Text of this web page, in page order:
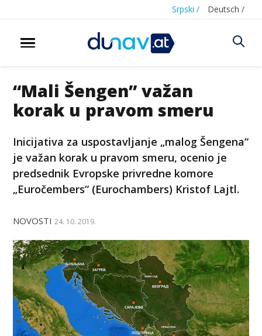
Srpski / Deutsch /
“Mali Šengen” važan
korak u pravom smeru
Inicijativa za uspostavljanje „malog Šengena“
je važan korak u pravom smeru, ocenio je
predsednik Evropske privredne komore
„Euročembers“ (Eurochambers) Kristof Lajtl.
NOVOSTI 24. 10. 2019.